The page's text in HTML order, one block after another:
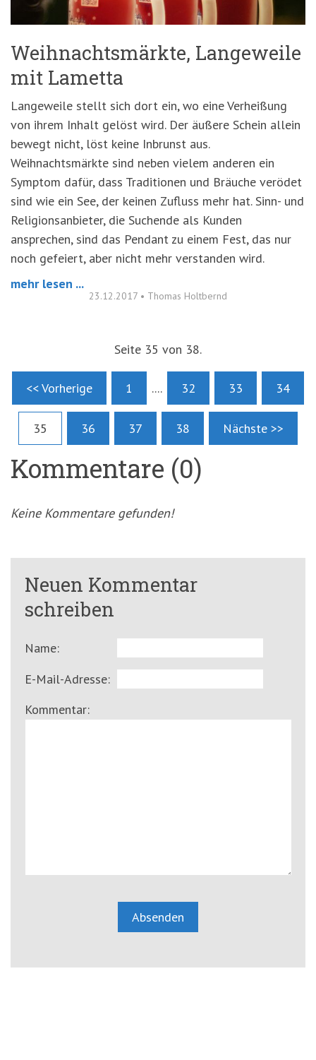
Weihnachtsmärkte, Langeweile
mit Lametta
Langeweile stellt sich dort ein, wo eine Verheißung
von ihrem Inhalt gelöst wird. Der äußere Schein allein
bewegt nicht, löst keine Inbrunst aus.
Weihnachtsmärkte sind neben vielem anderen ein
Symptom dafür, dass Traditionen und Bräuche verödet
sind wie ein See, der keinen Zufluss mehr hat. Sinn- und
Religionsanbieter, die Suchende als Kunden
ansprechen, sind das Pendant zu einem Fest, das nur
noch gefeiert, aber nicht mehr verstanden wird.
mehr lesen ...
23.12.2017 • Thomas Holtbernd
Seite 35 von 38.
<< Vorherige 1 .... 32 33 34
35 36 37 38 Nächste >>
Kommentare (0)
Keine Kommentare gefunden!
Neuen Kommentar
schreiben
Name:
E-Mail-Adresse:
Kommentar: